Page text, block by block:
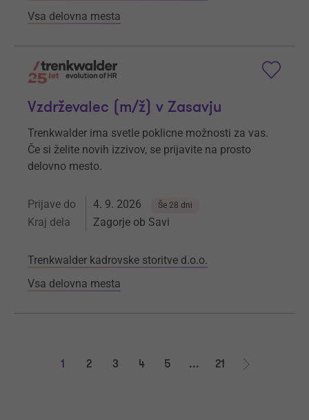
Vsa delovna mesta
Vzdrževalec (m/ž) v Zasavju
Trenkwalder ima svetle poklicne možnosti za vas.
Če si želite novih izzivov, se prijavite na prosto
delovno mesto.
Prijave do 4. 9. 2026 Še 28 dni
Kraj dela Zagorje ob Savi
Trenkwalder kadrovske storitve d.o.o.
Vsa delovna mesta
1 2 3 4 5 ...
21